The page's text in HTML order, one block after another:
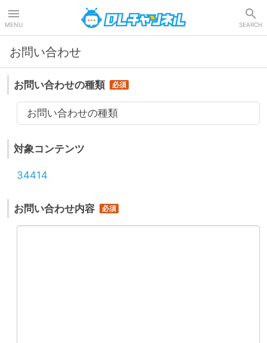
MENU SEARCH
お問い合わせ
お問い合わせの種類
お問い合わせの種類
対象コンテンツ
34414
お問い合わせ内容